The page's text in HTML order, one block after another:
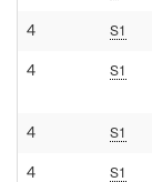
4 S1
4 S1
4 S1
4 S1